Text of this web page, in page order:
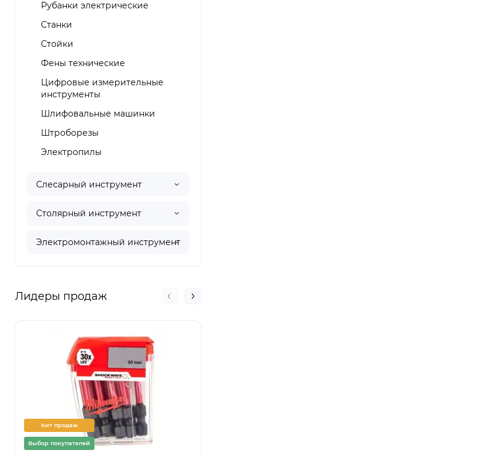
Рубанки электрические
Станки
Стойки
Фены технические
Цифровые измерительные
инструменты
Шлифовальные машинки
Штроборезы
Электропилы
Слесарный инструмент
Столярный инструмент
Электромонтажный инструмент
Лидеры продаж
Хит продаж
Выбор покупателей